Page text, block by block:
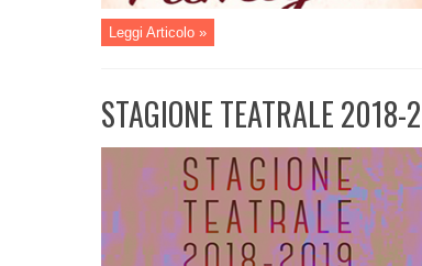
Leggi Articolo »
STAGIONE TEATRALE